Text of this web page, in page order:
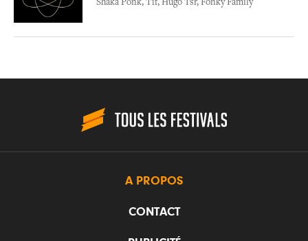
Shaka Ponk, Tif, Hugo Tsr, Fonky Family
A PROPOS
CONTACT